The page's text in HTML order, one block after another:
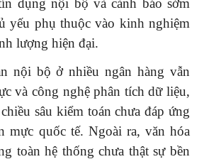
dụng nội bộ và cảnh báo sớm
yếu phụ thuộc vào kinh nghiệm
lượng hiện đại.
nội bộ ở nhiều ngân hàng vẫn
và công nghệ phân tích dữ liệu,
sâu kiểm toán chưa đáp ứng
mực quốc tế. Ngoài ra, văn hóa
toàn hệ thống chưa thật sự bền